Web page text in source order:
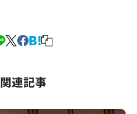
関連記事